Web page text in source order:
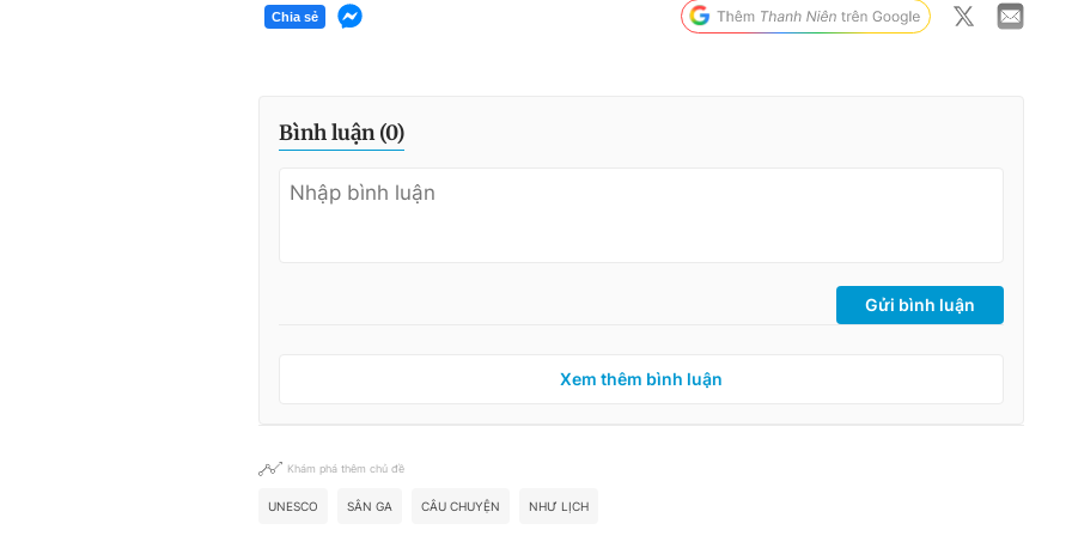
Chia sẻ
Bình luận (0)
Gửi bình luận
Xem thêm bình luận
Khám phá thêm chủ đề
UNESCO SÂN GA CÂU CHUYỆN NHƯ LỊCH